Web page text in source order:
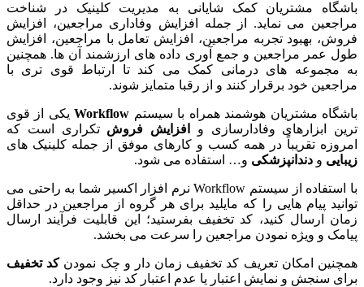
باشگاه مشتریان کمک شایانی به مدیریت کلینیک در شناخت
مراجعین می نماید. از جمله افزایش وفاداری مراجعین، افزایش
فروش، بهبود تجربه مراجعین، افزایش تعامل با مراجعین، افزایش
طول عمر مراجعین و جمع آوری داده های ارزشمند آن ها. همچنین
به مجموعه های درمانی کمک می کند تا ارتباط قوی تری با
مراجعین خود برقرار کنند و از رقبا متمایز شوند.
باشگاه مشتریان هوشمند همراه با سیستم Workflowیکی از قوی‌
ترین ابزارهای وفادارسازی و
افزایش فروش تکراری است که
امروزه تقریباً در همه کسب‌ و کارهای موفق از جمله کلینیک های
زیبایی و دندانپزشکی و… استفاده می شود.
با استفاده از سیستم Workflow نرم افزار اکسیر شما به راحتی می
توانید پیام هایی را که مایلید برای هر گروه از مراجعین در حداقل
زمان ارسال کنید، کد تخفیف بفرستید؛ این قابلیت فرآیند ارسال
پیامک و ویژه نمودن مراجعین را سرعت می بخشد.
همچنین امکان تعریف کد تخفیف زمان دار و چک نمودنکد تخفیف
برای سنجش و نمایش اعتبار یا عدم اعتبار کد نیز وجود دارد.